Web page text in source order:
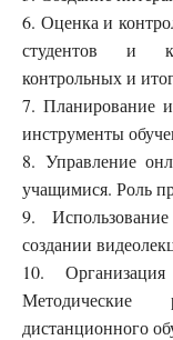
6. Оценка и
студентов и
контрольных и
7. Планирование
инструменты
8. Управление
учащимися. Роль
9.
создании
10.
Методические
дистанционного